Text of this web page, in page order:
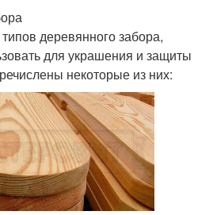
деревянного забора,
для украшения и защиты
некоторые из них: